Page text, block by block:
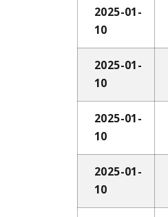
2025-01-
10
2025-01-
10
2025-01-
10
2025-01-
10